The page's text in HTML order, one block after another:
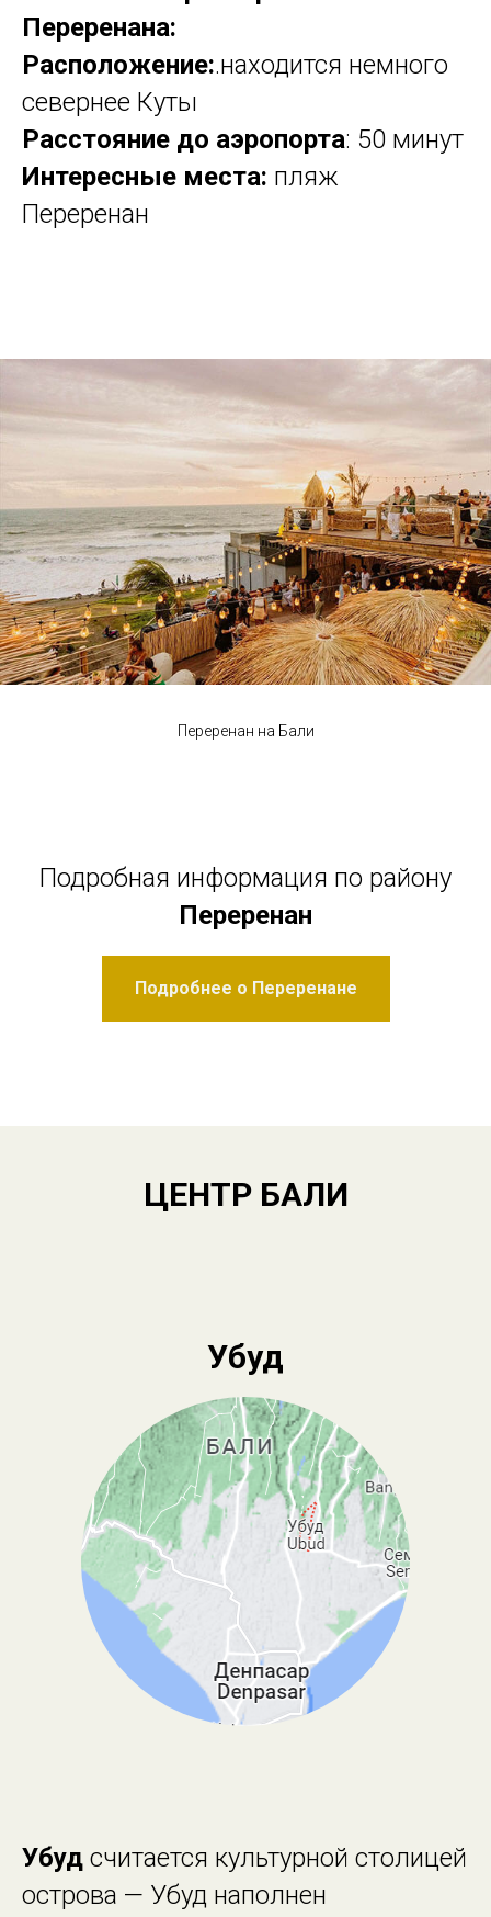
Переренана:
Расположение:.находится немного
севернее Куты
Расстояние до аэропорта: 50 минут
Интересные места: пляж
Переренан
Переренан на Бали
Подробная информация по району
Переренан
Подробнее о Переренане
ЦЕНТР БАЛИ
Убуд
Убуд считается культурной столицей
острова — Убуд наполнен